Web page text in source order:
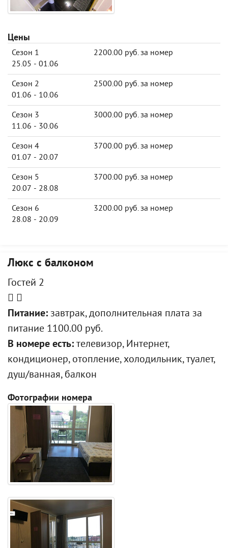
Цены
Сезон 1
25.05 - 01.06
2200.00 руб. за номер
Сезон 2
01.06 - 10.06
2500.00 руб. за номер
Сезон 3
11.06 - 30.06
3000.00 руб. за номер
Сезон 4
01.07 - 20.07
3700.00 руб. за номер
Сезон 5
20.07 - 28.08
3700.00 руб. за номер
Сезон 6
28.08 - 20.09
3200.00 руб. за номер
Люкс с балконом
Гостей 2
Питание: завтрак, дополнительная плата за
питание 1100.00 руб.
В номере есть: телевизор, Интернет,
кондиционер, отопление, холодильник, туалет,
душ/ванная, балкон
Фотографии номера